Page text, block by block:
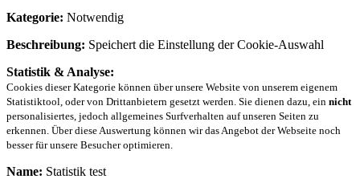
Kategorie: Notwendig
Beschreibung: Speichert die Einstellung der Cookie-Auswahl
Statistik & Analyse:
Cookies dieser Kategorie können über unsere Website von unserem eigenem
Statistiktool, oder von Drittanbietern gesetzt werden. Sie dienen dazu, ein nicht
personalisiertes, jedoch allgemeines Surfverhalten auf unseren Seiten zu
erkennen. Über diese Auswertung können wir das Angebot der Webseite noch
besser für unsere Besucher optimieren.
Name: Statistik test